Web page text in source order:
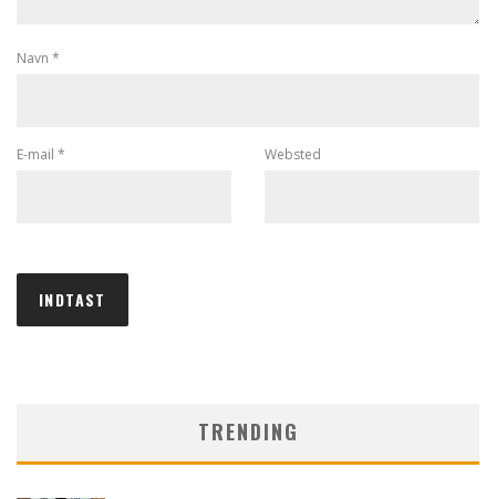
Navn *
E-mail * Websted
TRENDING